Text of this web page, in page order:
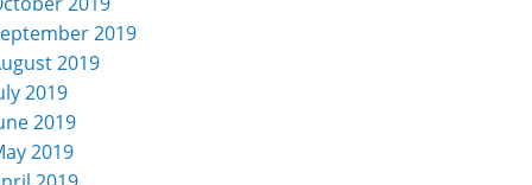
2019
2019
2019
2019
2019